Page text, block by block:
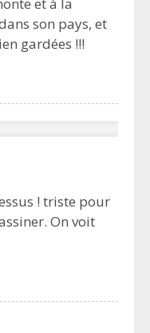
son pays, et
gardées !!!
! triste pour
On voit